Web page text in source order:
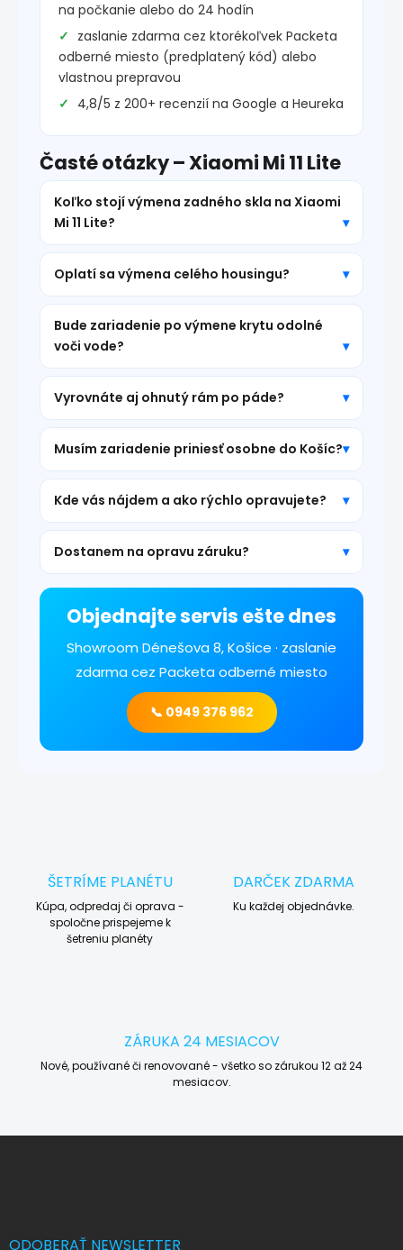
na počkanie alebo do 24 hodín
zaslanie zdarma cez ktorékoľvek Packeta
odberné miesto (predplatený kód) alebo
vlastnou prepravou
4,8/5 z 200+ recenzií na Google a Heureka
Časté otázky – Xiaomi Mi 11 Lite
Koľko stojí výmena zadného skla na Xiaomi
Mi 11 Lite?
Oplatí sa výmena celého housingu?
Bude zariadenie po výmene krytu odolné
voči vode?
Vyrovnáte aj ohnutý rám po páde?
Musím zariadenie priniesť osobne do Košíc?
Kde vás nájdem a ako rýchlo opravujete?
Dostanem na opravu záruku?
Objednajte servis ešte dnes
Showroom Dénešova 8, Košice · zaslanie
zdarma cez Packeta odberné miesto
📞 0949 376 962
ŠETRÍME PLANÉTU
Kúpa, odpredaj či oprava -
spoločne prispejeme k
šetreniu planéty
DARČEK ZDARMA
Ku každej objednávke.
ZÁRUKA 24 MESIACOV
Nové, používané či renovované - všetko so zárukou 12 až 24
mesiacov.
ODOBERAŤ NEWSLETTER